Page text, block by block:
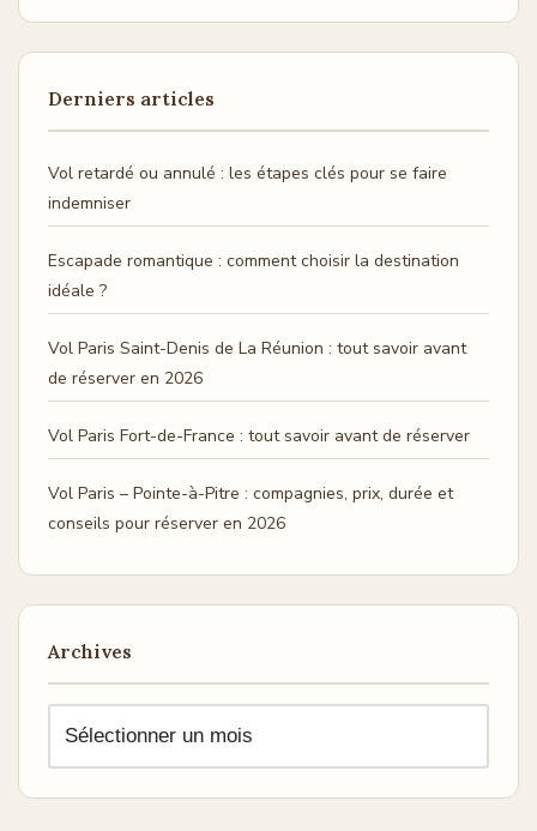
Derniers articles
Vol retardé ou annulé : les étapes clés pour se faire
indemniser
Escapade romantique : comment choisir la destination
idéale ?
Vol Paris Saint-Denis de La Réunion : tout savoir avant
de réserver en 2026
Vol Paris Fort-de-France : tout savoir avant de réserver
Vol Paris – Pointe-à-Pitre : compagnies, prix, durée et
conseils pour réserver en 2026
Archives